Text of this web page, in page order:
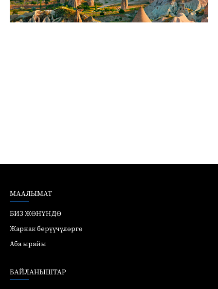
МААЛЫМАТ
БИЗ ЖӨНҮНДӨ
Жарнак берүүчүлөргө
Аба ырайы
БАЙЛАНЫШТАР